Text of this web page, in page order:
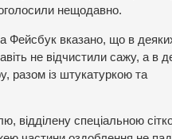
нещодавно.
Фейсбук вказано, що в
не відчистили сажу, а в
разом із штукатуркою та
відділену спеціальною